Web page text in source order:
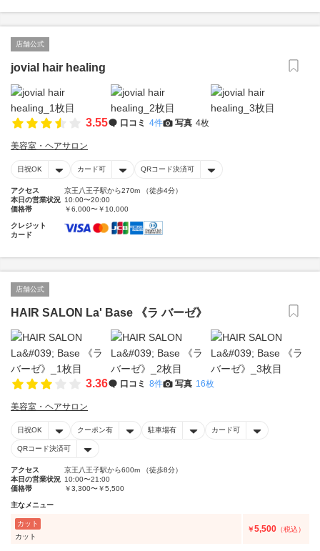
店舗公式
jovial hair healing
3.55 口コミ 4件 写真 4枚
美容室・ヘアサロン
日祝OK カード可 QRコード決済可
アクセス
京王八王子駅から270m （徒歩4分）
本日の営業状況 10:00〜20:00
価格帯
￥6,000〜￥10,000
クレジット
カード
店舗公式
HAIR SALON La' Base 《ラ バーゼ》
3.36 口コミ 8件 写真 16枚
美容室・ヘアサロン
日祝OK クーポン有 駐車場有 カード可
QRコード決済可
アクセス
京王八王子駅から600m （徒歩8分）
本日の営業状況 10:00〜21:00
価格帯
￥3,300〜￥5,500
主なメニュー
カット
カット
￥5,500 （税込）